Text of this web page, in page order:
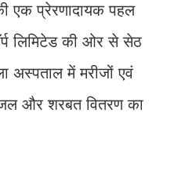
एक प्रेरणादायक पहल
लिमिटेड की ओर से सेठ
अस्पताल में मरीजों एवं
और शरबत वितरण का